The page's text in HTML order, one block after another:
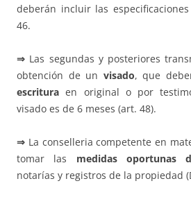
deberán incluir las
46.
⇒ Las segundas y posteriores
obtención de un visado, que
escritura en original o por
visado es de 6 meses (art. 48).
⇒ La conselleria competente en
tomar las medidas oportunas
notarías y registros de la propiedad